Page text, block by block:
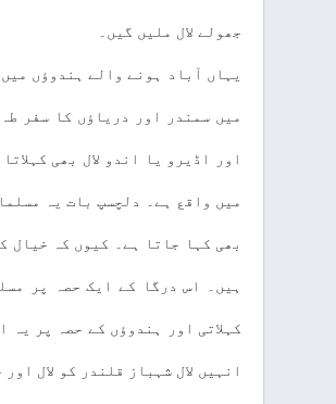
جھولے لال ملیں گیں۔
یہاں آباد ہونے والے ہندوؤں
میں سمندر اور دریاؤں کا سفر
اور اڈیرو یا اندو لال بھی
میں واقع ہے۔ دلچسپ بات یہ
بھی کہا جاتا ہے۔ کیوں کہ خیال
ہیں۔ اس درگا کے ایک حصہ پر
کہلاتی اور ہندوؤں کے حصہ پر یہ
انہیں لال شہباز قلندر کو لال